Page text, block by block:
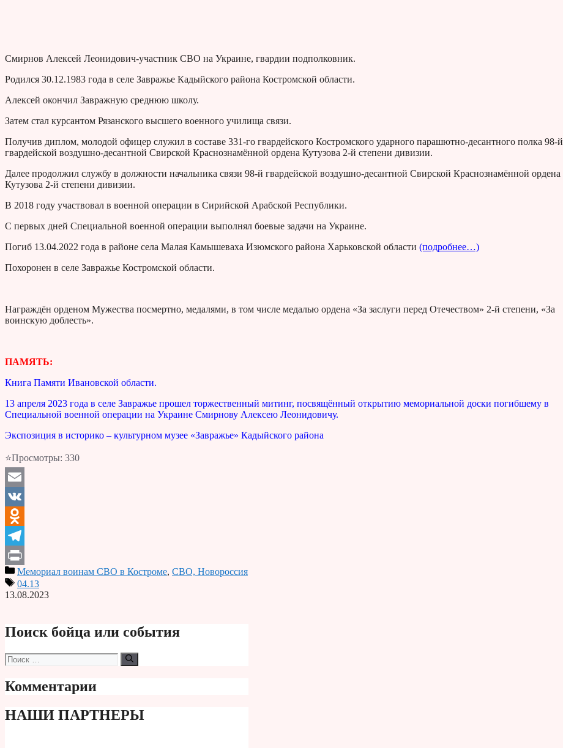
Смирнов Алексей Леонидович-участник СВО на Украине, гвардии подполковник.
Родился 30.12.1983 года в селе Завражье Кадыйского района Костромской области.
Алексей окончил Завражную среднюю школу.
Затем стал курсантом Рязанского высшего военного училища связи.
Получив диплом, молодой офицер служил в составе 331-го гвардейского Костромского ударного парашютно-десантного полка 98-й
гвардейской воздушно-десантной Свирской Краснознамённой ордена Кутузова 2-й степени дивизии.
Далее продолжил службу в должности начальника связи 98-й гвардейской воздушно-десантной Свирской Краснознамённой ордена
Кутузова 2-й степени дивизии.
В 2018 году участвовал в военной операции в Сирийской Арабской Республики.
С первых дней Специальной военной операции выполнял боевые задачи на Украине.
Погиб 13.04.2022 года в районе села Малая Камышеваха Изюмского района Харьковской области (подробнее…)
Похоронен в селе Завражье Костромской области.
Награждён орденом Мужества посмертно, медалями, в том числе медалью ордена «За заслуги перед Отечеством» 2-й степени, «За
воинскую доблесть».
ПАМЯТЬ:
Книга Памяти Ивановской области.
13 апреля 2023 года в селе Завражье прошел торжественный митинг, посвящённый открытию мемориальной доски погибшему в
Специальной военной операции на Украине Смирнову Алексею Леонидовичу.
Экспозиция в историко – культурном музее «Завражье» Кадыйского района
⭐Просмотры: 330
Email
VK
Odnoklassniki
Telegram
PrintМемориал воинам СВО в Костроме, СВО, Новороссия
04.13
13.08.2023
Поиск бойца или события
Поиск:
Комментарии
НАШИ ПАРТНЕРЫ